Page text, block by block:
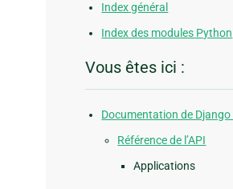
Index général
Index des modules Python
Vous êtes ici :
Documentation de Django
Référence de l’API
Applications